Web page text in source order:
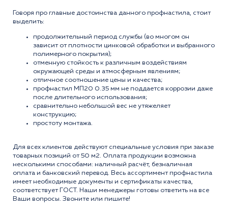
Говоря про главные достоинства данного профнастила, стоит
выделить:
продолжительный период службы (во многом он
зависит от плотности цинковой обработки и выбранного
полимерного покрытия);
отменную стойкость к различным воздействиям
окружающей среды и атмосферным явлениям;
отличное соотношение цены и качества;
профнастил МП20 0.35 мм не поддается коррозии даже
после длительного использования;
сравнительно небольшой вес не утяжеляет
конструкцию;
простоту монтажа.
Для всех клиентов действуют специальные условия при заказе
товарных позиций от 50 м2. Оплата продукции возможна
несколькими способами: наличный расчёт, безналичная
оплата и банковский перевод. Весь ассортимент профнастила
имеет необходимые документы и сертификаты качества,
соответствует ГОСТ. Наши менеджеры готовы ответить на все
Ваши вопросы. Звоните или пишите!